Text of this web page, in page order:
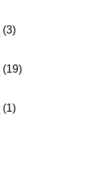
(3)
(19)
(1)